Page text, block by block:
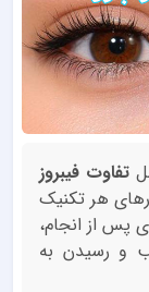
تفاوت فیبروز
هر تکنیک
پس از انجام،
و رسیدن به